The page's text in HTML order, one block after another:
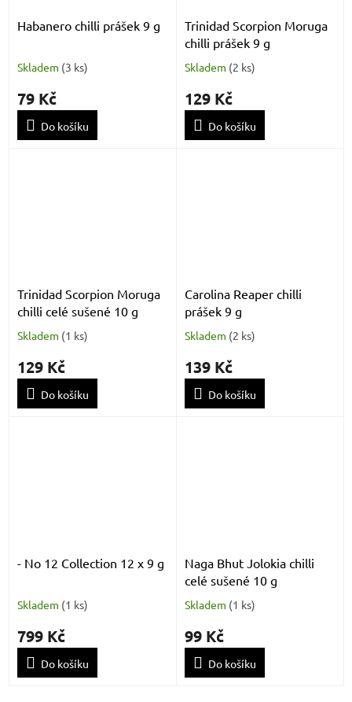
Habanero chilli prášek 9 g
Skladem (3 ks)
79 Kč
Do košíku
Trinidad Scorpion Moruga
chilli prášek 9 g
Skladem (2 ks)
129 Kč
Do košíku
Trinidad Scorpion Moruga
chilli celé sušené 10 g
Skladem (1 ks)
129 Kč
Do košíku
Carolina Reaper chilli
prášek 9 g
Skladem (2 ks)
139 Kč
Do košíku
- No 12 Collection 12 x 9 g
Skladem (1 ks)
799 Kč
Do košíku
Naga Bhut Jolokia chilli
celé sušené 10 g
Skladem (1 ks)
99 Kč
Do košíku